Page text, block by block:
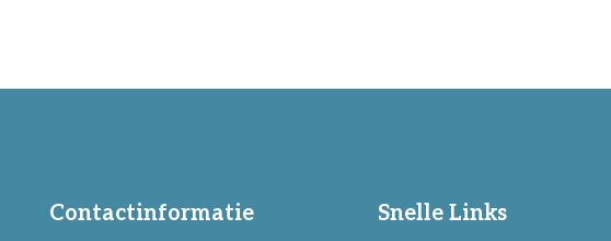
Contactinformatie Snelle Links